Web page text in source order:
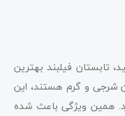
تابستان فیلبند بهترین
شرجی و گرم هستند، این
همین ویژگی باعث شده